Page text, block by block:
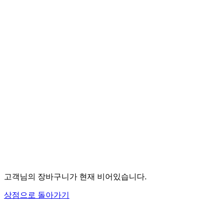
고객님의 장바구니가 현재 비어있습니다.
상점으로 돌아가기